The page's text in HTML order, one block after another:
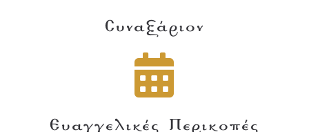
Συναξάριον
Ευαγγελικές Περικοπές